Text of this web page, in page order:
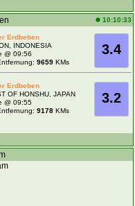
10:10:33
3.4
Erdbeben
INDONESIA
@ 09:56
9659KMs
3.2
Erdbeben
OF HONSHU, JAPAN
@ 09:55
9178KMs